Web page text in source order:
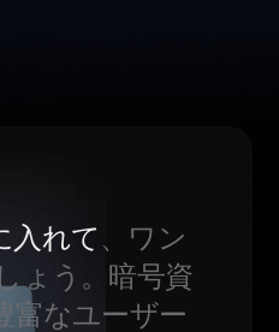
入れて、ワン
ょう。暗号資
富なユーザー